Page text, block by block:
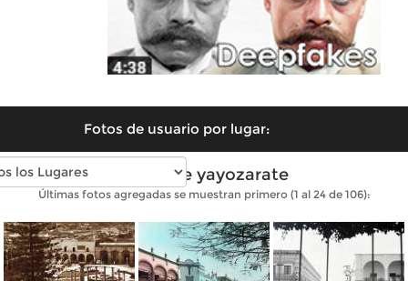
Fotos de usuario por lugar:
Fotos de yayozarate
Últimas fotos agregadas se muestran primero (1 al 24 de 106):